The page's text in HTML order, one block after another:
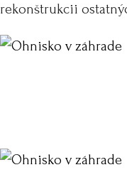
rekonštrukcii